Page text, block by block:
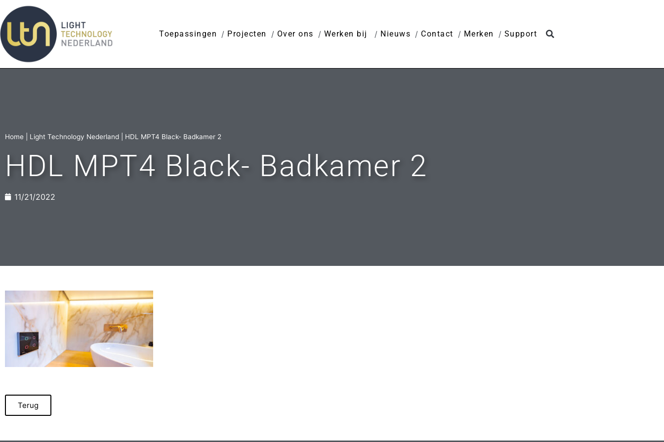
Toepassingen Projecten Over ons Werken bij Nieuws Contact Merken Support
Home Light Technology Nederland HDL MPT4 Black- Badkamer 2
HDL MPT4 Black- Badkamer 2
11/21/2022
Terug